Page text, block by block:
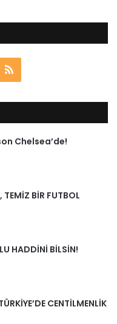
RSS
Chelsea’de!
TEMİZ BİR FUTBOL
HADDİNİ BİLSİN!
CENTİLMENLİK